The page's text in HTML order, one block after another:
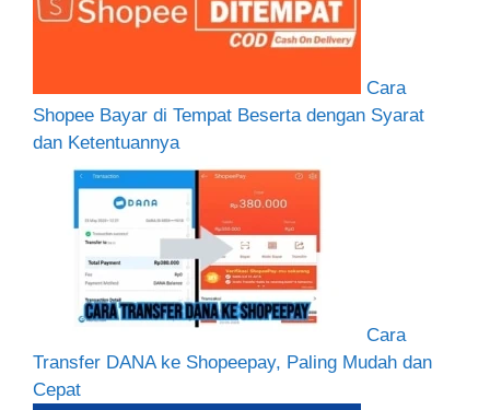
Cara
Shopee Bayar di Tempat Beserta dengan Syarat
dan Ketentuannya
Cara
Transfer DANA ke Shopeepay, Paling Mudah dan
Cepat